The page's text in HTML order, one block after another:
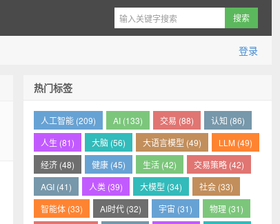
登录
热门标签
人工智能 (209) AI (133) 交易 (88)
认知 (86)
人生 (81)
大脑 (56) 大语言模型 (49)
LLM (49)
经济 (48)
健康 (45) 生活 (42)
交易策略 (42)
AGI (41)
人类 (39) 大模型 (34)
社会 (33)
智能体 (33)
AI时代 (32) 宇宙 (31)
物理 (31)